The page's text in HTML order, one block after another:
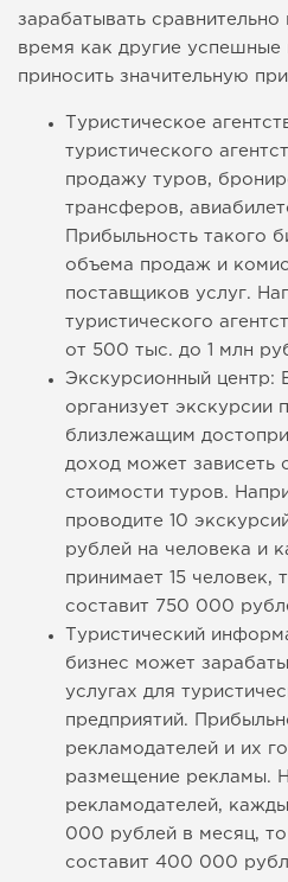
зарабатывать
время как другие успешные
приносить значительную
Туристическое
туристического
продажу туров,
трансферов,
Прибыльность такого
объема продаж и
поставщиков услуг.
туристического
от 500 тыс. до 1 млн
Экскурсионный центр:
организует экскурсии
близлежащим
доход может зависеть
стоимости туров.
проводите 10
рублей на человека и
принимает 15 человек,
составит 750 000
Туристический
бизнес может
услугах для
предприятий.
рекламодателей и их
размещение рекламы.
рекламодателей,
000 рублей в месяц,
составит 400 000